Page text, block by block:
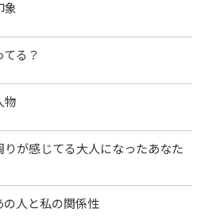
象
る？
物
が感じてる大人になったあなた
人と私の関係性